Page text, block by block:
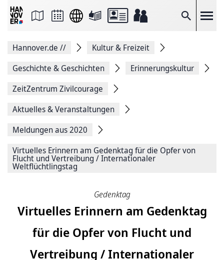
Suche
Seite
Facebook
teilen
Seitenlink
Seite
Hannover.de //
Kultur & Freizeit
Geschichte & Geschichten
Erinnerungskultur
ZeitZentrum Zivilcourage
Aktuelles & Veranstaltungen
Meldungen aus 2020
Virtuelles Erinnern am Gedenktag für die Opfer von
Flucht und Vertreibung / Internationaler
Weltflüchtlingstag
Gedenktag
Virtuelles Erinnern am Gedenktag
für die Opfer von Flucht und
Vertreibung / Internationaler